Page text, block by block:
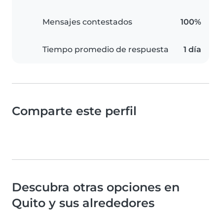
Mensajes contestados 100%
Tiempo promedio de respuesta 1 día
Comparte este perfil
Descubra otras opciones en
Quito y sus alrededores